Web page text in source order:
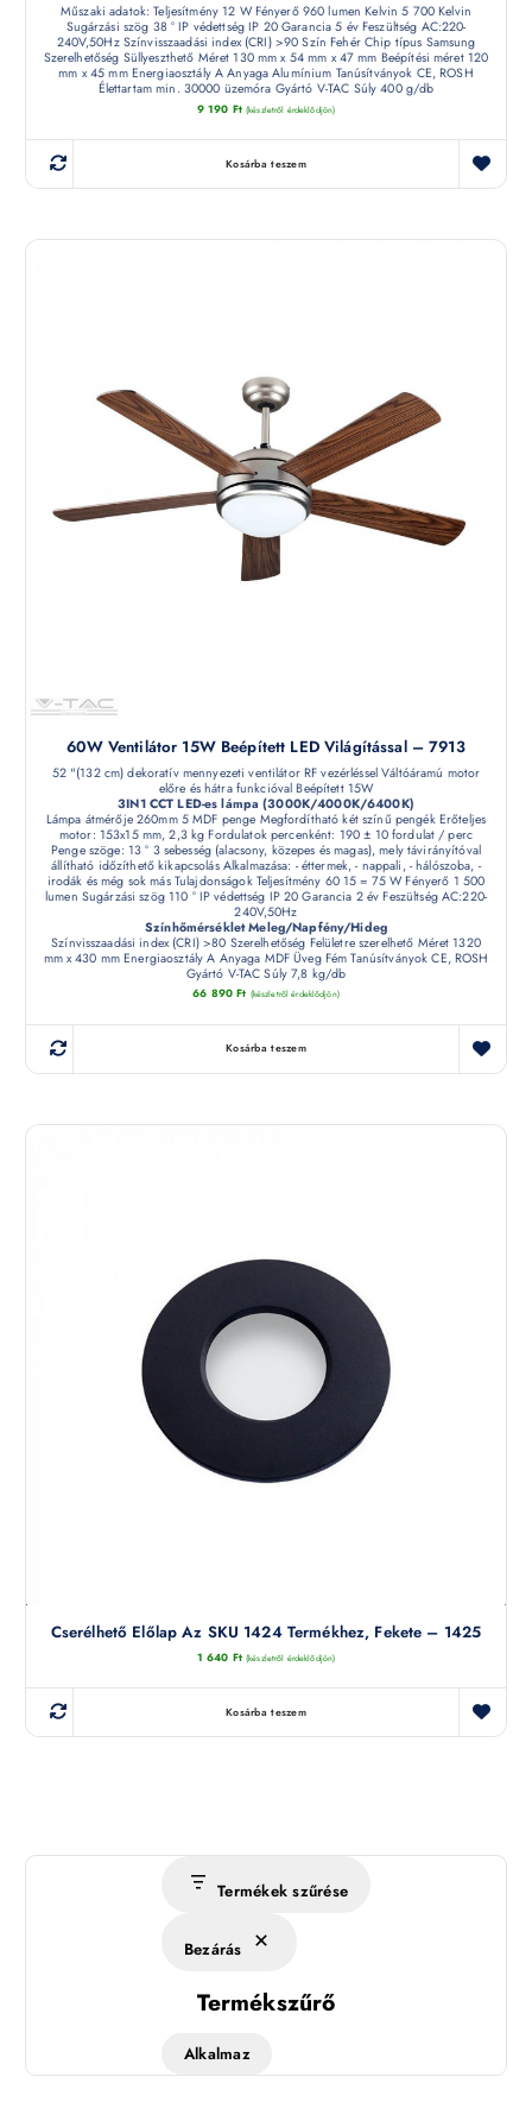
Műszaki adatok: Teljesítmény 12 W Fényerő 960 lumen Kelvin 5 700 Kelvin
Sugárzási szög 38 ° IP védettség IP 20 Garancia 5 év Feszültség AC:220-
240V,50Hz Színvisszaadási index (CRI) >90 Szín Fehér Chip típus Samsung
Szerelhetőség Süllyeszthető Méret 130 mm x 54 mm x 47 mm Beépítési méret 120
mm x 45 mm Energiaosztály A Anyaga Alumínium Tanúsítványok CE, ROSH
Élettartam min. 30000 üzemóra Gyártó V-TAC Súly 400 g/db
9 190 Ft (készletről érdeklődjön)
Kosárba teszem
60W Ventilátor 15W Beépített LED Világítással – 7913
52 "(132 cm) dekoratív mennyezeti ventilátor RF vezérléssel Váltóáramú motor
előre és hátra funkcióval Beépített 15W
3IN1 CCT LED-es lámpa (3000K/4000K/6400K)
Lámpa átmérője 260mm 5 MDF penge Megfordítható két színű pengék Erőteljes
motor: 153x15 mm, 2,3 kg Fordulatok percenként: 190 ± 10 fordulat / perc
Penge szöge: 13 ° 3 sebesség (alacsony, közepes és magas), mely távirányítóval
állítható időzíthető kikapcsolás Alkalmazása: - éttermek, - nappali, - hálószoba, -
irodák és még sok más Tulajdonságok Teljesítmény 60 15 = 75 W Fényerő 1 500
lumen Sugárzási szög 110 ° IP védettség IP 20 Garancia 2 év Feszültség AC:220-
240V,50Hz
Színhőmérséklet Meleg/Napfény/Hideg
Színvisszaadási index (CRI) >80 Szerelhetőség Felületre szerelhető Méret 1320
mm x 430 mm Energiaosztály A Anyaga MDF Üveg Fém Tanúsítványok CE, ROSH
Gyártó V-TAC Súly 7,8 kg/db
66 890Ft (készletről érdeklődjön)
Kosárba teszem
Cserélhető Előlap Az SKU 1424 Termékhez, Fekete – 1425
1 640 Ft (készletről érdeklődjön)
Kosárba teszem
Termékek szűrése
Bezárás
Termékszűrő
Alkalmaz